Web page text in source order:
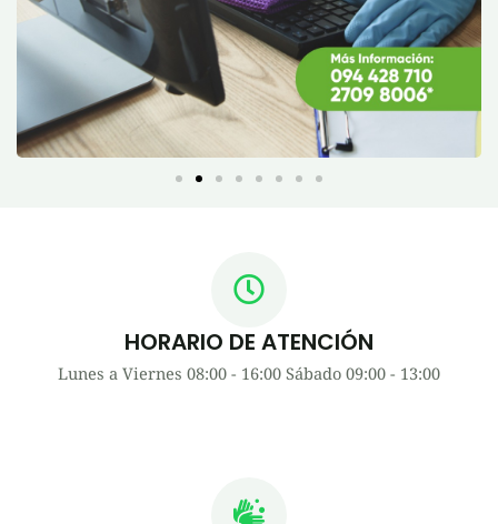
HORARIO DE ATENCIÓN
Lunes a Viernes 08:00 - 16:00 Sábado 09:00 - 13:00